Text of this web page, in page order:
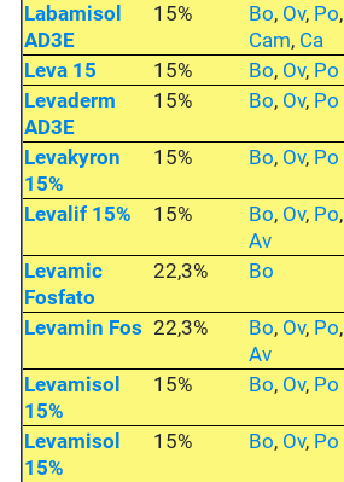
Labamisol
AD3E
15% Bo, Ov, Po,
Cam, Ca
Leva 15 15% Bo, Ov, Po
Levaderm
AD3E
15% Bo, Ov, Po
Levakyron
15%
15% Bo, Ov, Po
Levalif 15% 15% Bo, Ov, Po,
Av
Levamic
Fosfato
22,3% Bo
Levamin Fos 22,3% Bo, Ov, Po,
Av
Levamisol
15%
15% Bo, Ov, Po
Levamisol
15%
15% Bo, Ov, Po